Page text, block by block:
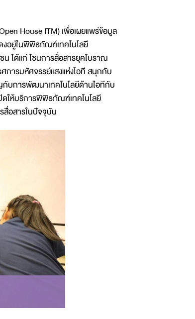
House ITM) เพื่อเผยแพร่ข้อมูล
งอยู่ในพิพิธภัณฑ์เทคโนโลยี
น ได้แก่ โซนการสื่อสารยุคโบราณ
การมหัศจรรย์แสงแห่งไอที สนุกกับ
กับการพัฒนาเทคโนโลยีด้านไอทีกับ
ให้บริการพิพิธภัณฑ์เทคโนโลยี
สื่อสารในปัจจุบัน